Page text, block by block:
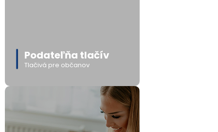
Podateľňa tlačív
Tlačivá pre občanov